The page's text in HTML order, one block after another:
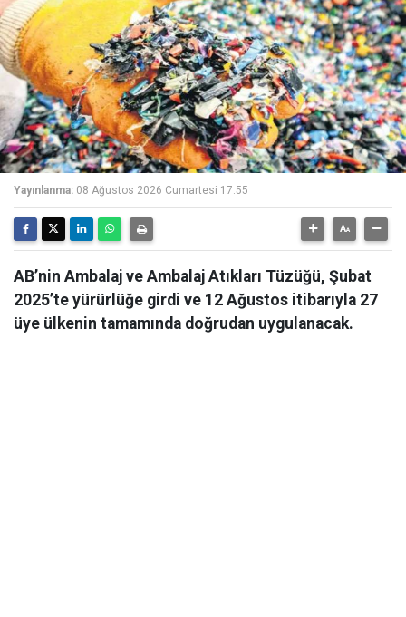
Yayınlanma: 08 Ağustos 2026 Cumartesi 17:55
AB’nin Ambalaj ve Ambalaj Atıkları Tüzüğü, Şubat
2025’te yürürlüğe girdi ve 12 Ağustos itibarıyla 27
üye ülkenin tamamında doğrudan uygulanacak.